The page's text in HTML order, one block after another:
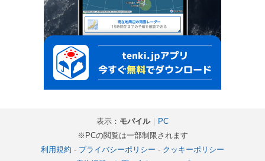
表示： モバイル｜
PC
※PCの閲覧は一部制限されます
利用規約 - プライバシーポリシー - クッキーポリシー